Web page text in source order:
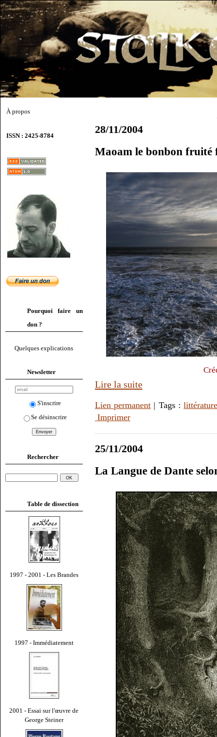
À propos
ISSN : 2425-8784
Pourquoi faire un
don ?
Quelques explications
Newsletter
S'inscrire
Se désinscrire
Rechercher
Table de dissection
1997 - 2001 - Les Brandes
1997 - Immédiatement
2001 - Essai sur l'œuvre de
George Steiner
28/11/2004
Maoam le bonbon fruité
Lire la suite
Lien permanent | Tags :
Imprimer
25/11/2004
La Langue de Dante